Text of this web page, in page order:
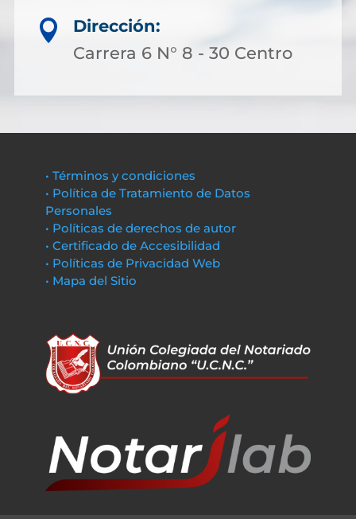

Dirección:
Carrera 6 N° 8 - 30 Centro
• Términos y condiciones
• Política de Tratamiento de Datos
Personales
• Políticas de derechos de autor
• Certificado de Accesibilidad
• Políticas de Privacidad Web
• Mapa del Sitio